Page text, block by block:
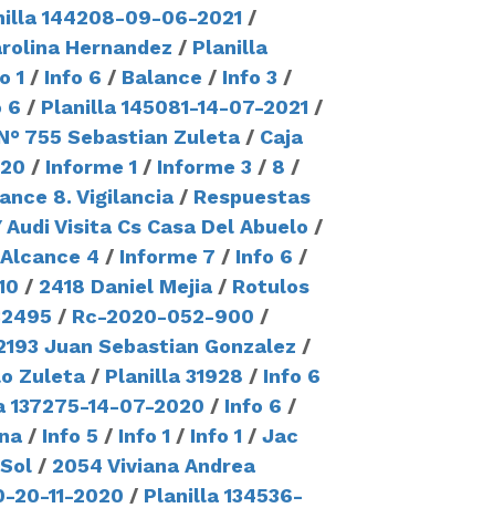
144208-09-06-2021 /
Hernandez / Planilla
1 / Info 6 / Balance / Info 3 /
6 / Planilla 145081-14-07-2021 /
755 Sebastian Zuleta / Caja
/ Informe 1 / Informe 3 / 8 /
8. Vigilancia / Respuestas
Audi Visita Cs Casa Del Abuelo /
Alcance 4 / Informe 7 / Info 6 /
/ 2418 Daniel Mejia / Rotulos
/ Rc-2020-052-900 /
Juan Sebastian Gonzalez /
Zuleta / Planilla 31928 / Info 6
137275-14-07-2020 / Info 6 /
/ Info 5 / Info 1 / Info 1 / Jac
/ 2054 Viviana Andrea
20-11-2020 / Planilla 134536-